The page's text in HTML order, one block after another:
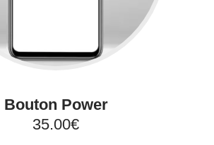
Bouton Power
35.00€